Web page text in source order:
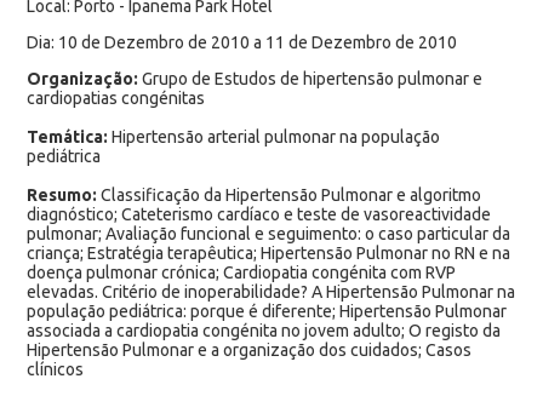
Local: Porto - Ipanema Park Hotel
Dia: 10 de Dezembro de 2010 a 11 de Dezembro de 2010
Organização: Grupo de Estudos de hipertensão pulmonar e
cardiopatias congénitas
Temática: Hipertensão arterial pulmonar na população
pediátrica
Resumo: Classificação da Hipertensão Pulmonar e algoritmo
diagnóstico; Cateterismo cardíaco e teste de vasoreactividade
pulmonar; Avaliação funcional e seguimento: o caso particular da
criança; Estratégia terapêutica; Hipertensão Pulmonar no RN e na
doença pulmonar crónica; Cardiopatia congénita com RVP
elevadas. Critério de inoperabilidade? A Hipertensão Pulmonar na
população pediátrica: porque é diferente; Hipertensão Pulmonar
associada a cardiopatia congénita no jovem adulto; O registo da
Hipertensão Pulmonar e a organização dos cuidados; Casos
clínicos